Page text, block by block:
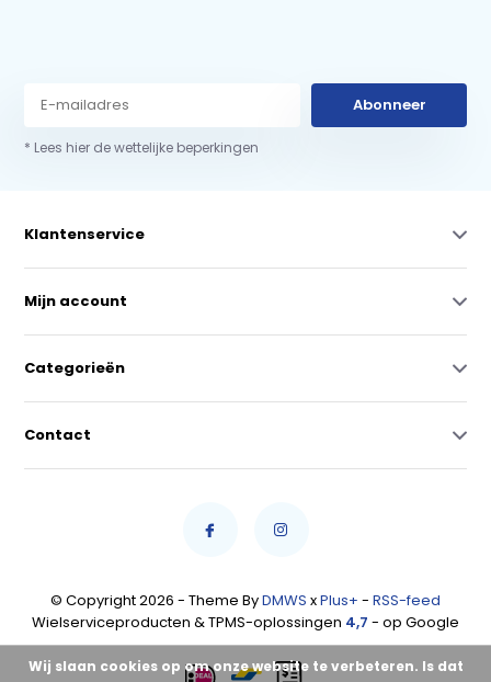
Abonneer
* Lees hier de wettelijke beperkingen
Klantenservice
Mijn account
Categorieën
Contact
© Copyright 2026 - Theme ByDMWS xPlus+ - RSS-feed
Wielserviceproducten & TPMS-oplossingen 4,7 - op Google
Wij slaan cookies op om onze website te verbeteren. Is dat